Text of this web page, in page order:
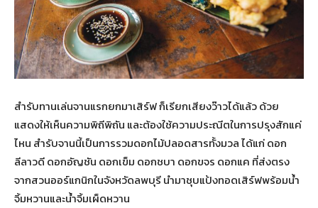
สำรับทานเล่นจานแรกยกมาเสิร์ฟ ก็เรียกเสียงว๊าวได้แล้ว ด้วย
แสดงให้เห็นความพิถีพิถัน และต้องใช้ความประณีตในการปรุงสักแค่
ไหน สำรับจานนี้เป็นการรวมดอกไม้ปลอดสารทั้งมวล ได้แก่ ดอก
ลีลาวดี ดอกอัญชัน ดอกเข็ม ดอกชบา ดอกขจร ดอกแค ที่ส่งตรง
จากสวนออร์แกนิกในจังหวัดลพบุรี นำมาชุบแป้งทอดเสิร์ฟพร้อมน้ำ
จิ้มหวานและน้ำจิ้มเผ็ดหวาน